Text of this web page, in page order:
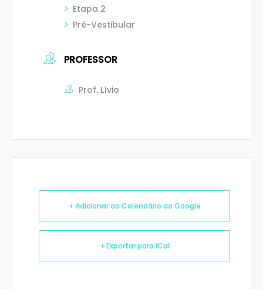
Etapa 2
Pré-Vestibular
PROFESSOR
Prof. Lívio
+ Adicionar ao Calendário do Google
+ Exportar para iCal